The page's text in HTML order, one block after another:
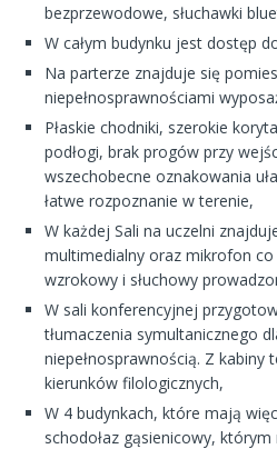
bezprzewodowe, słuchawki
W całym budynku jest dostęp
Na parterze znajduje się
niepełnosprawnościami
Płaskie chodniki, szerokie
podłogi, brak progów przy
wszechobecne oznakowania
łatwe rozpoznanie w terenie,
W każdej Sali na uczelni
multimedialny oraz mikrofon
wzrokowy i słuchowy
W sali konferencyjnej
tłumaczenia symultanicznego
niepełnosprawnością. Z kabiny
kierunków filologicznych,
W 4 budynkach, które mają
schodołaz gąsienicowy,